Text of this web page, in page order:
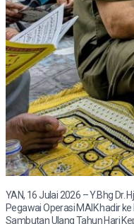
YAN, 16 Julai 2026 – Y.Bhg Dr.
Pegawai Operasi MAIK hadir
Sambutan Ulang Tahun Hari